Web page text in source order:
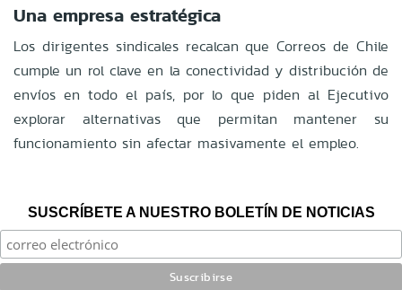
Una empresa estratégica
Los dirigentes sindicales recalcan que Correos de Chile
cumple un rol clave en la conectividad y distribución de
envíos en todo el país, por lo que piden al Ejecutivo
explorar alternativas que permitan mantener su
funcionamiento sin afectar masivamente el empleo.
SUSCRÍBETE A NUESTRO BOLETÍN DE NOTICIAS